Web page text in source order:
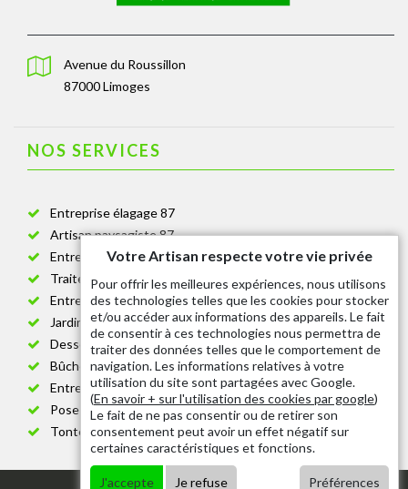
Avenue du Roussillon
87000 Limoges
NOS SERVICES
Entreprise élagage 87
Artisan paysagiste 87
Entreprise de jardinage 87
Traitement anti-chenille 87
Entreprise abattage arbre 87
Jardinier taille de haie 87
Dessouchage arbre et haie 87
Bûcheron 87
Entretien espace vert cimetière 87
Pose et changement grillage et clôture 87
Tonte de pelouse 87
Votre Artisan respecte votre vie privée
Pour offrir les meilleures expériences, nous utilisons
des technologies telles que les cookies pour stocker
et/ou accéder aux informations des appareils. Le fait
de consentir à ces technologies nous permettra de
traiter des données telles que le comportement de
navigation. Les informations relatives à votre
utilisation du site sont partagées avec Google.
(En savoir + sur l'utilisation des cookies par google)
Le fait de ne pas consentir ou de retirer son
consentement peut avoir un effet négatif sur
certaines caractéristiques et fonctions.
J'accepte Je refuse Préférences